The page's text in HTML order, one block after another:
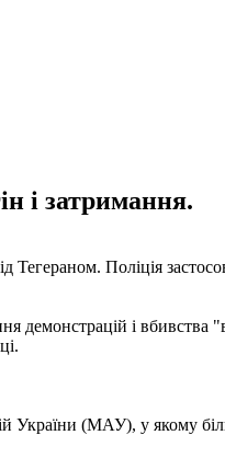
і затримання.
Тегераном. Поліція
демонстрацій і вбивства
України (МАУ), у якому